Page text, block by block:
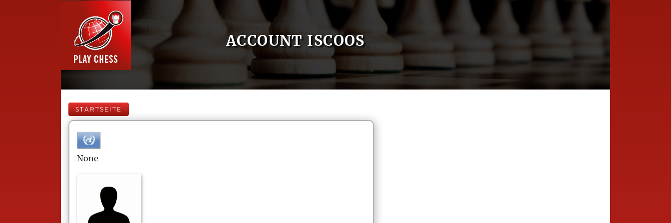
ACCOUNT ISCOOS
STARTSEITE
None